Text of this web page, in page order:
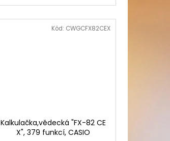
Kalkulačka,vědecká "FX-82 CE
X", 379 funkcí, CASIO
Kód: CWGCFX82CEX